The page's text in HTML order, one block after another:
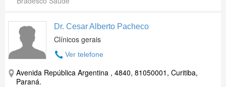
Dr. Cesar Alberto Pacheco
Clínicos gerais
Ver telefone
Avenida República Argentina , 4840, 81050001, Curitiba,
Paraná.